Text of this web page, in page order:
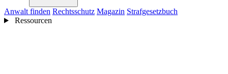
Anwalt finden Rechtsschutz Magazin Strafgesetzbuch
Ressourcen